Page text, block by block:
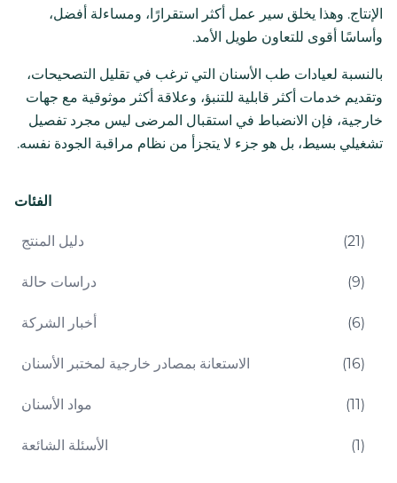
الإنتاج. وهذا يخلق سير عمل أكثر استقرارًا، ومساءلة أفضل،
وأساسًا أقوى للتعاون طويل الأمد.
بالنسبة لعيادات طب الأسنان التي ترغب في تقليل التصحيحات،
وتقديم خدمات أكثر قابلية للتنبؤ، وعلاقة أكثر موثوقية مع جهات
خارجية، فإن الانضباط في استقبال المرضى ليس مجرد تفصيل
تشغيلي بسيط، بل هو جزء لا يتجزأ من نظام مراقبة الجودة نفسه.
الفئات
دليل المنتج (21)
دراسات حالة (9)
أخبار الشركة (6)
الاستعانة بمصادر خارجية لمختبر الأسنان (16)
مواد الأسنان (11)
الأسئلة الشائعة (1)